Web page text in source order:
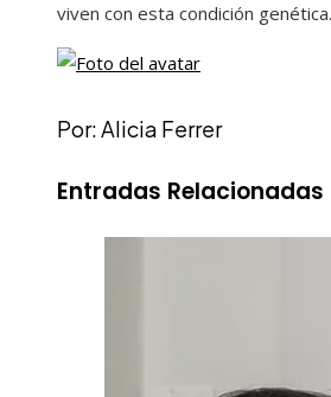
viven con esta condición genética.
Por: Alicia Ferrer
Entradas Relacionadas